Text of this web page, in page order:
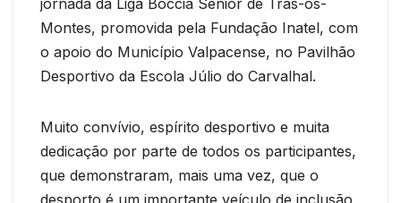
Montes, promovida pela Fundação Inatel, com
o apoio do Município Valpacense, no Pavilhão
Desportivo da Escola Júlio do Carvalhal.
Muito convívio, espírito desportivo e muita
dedicação por parte de todos os participantes,
que demonstraram, mais uma vez, que o
desporto é um importante veículo de inclusão,